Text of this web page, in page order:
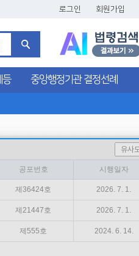
로그인 회원가입
글씨크기확대
글씨크기확대초기화
글씨크기축소
등 중앙행정기관 결정선례
공포번호 시행일자
제36424호 2026. 7. 1.
제21447호 2026. 7. 1.
제555호 2024. 6. 14.